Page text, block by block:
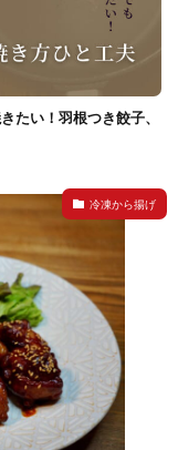
たい！羽根つき餃子、
冷凍から揚げ